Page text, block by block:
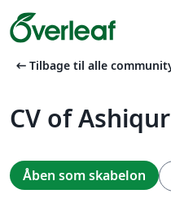
arrow_left_alt Tilbage til alle
CV of
Åben som skabelon